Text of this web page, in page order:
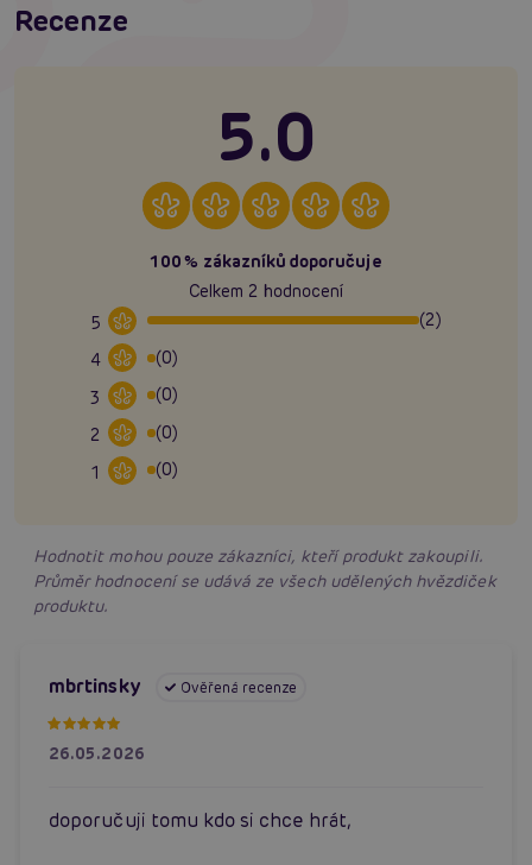
Recenze
5.0
100% zákazníků doporučuje
Celkem 2 hodnocení
5
(2)
4
(0)
3
(0)
2
(0)
1
(0)
Hodnotit mohou pouze zákazníci, kteří produkt zakoupili.
Průměr hodnocení se udává ze všech udělených hvězdiček
produktu.
mbrtinsky Ověřená recenze
26.05.2026
doporučuji tomu kdo si chce hrát,